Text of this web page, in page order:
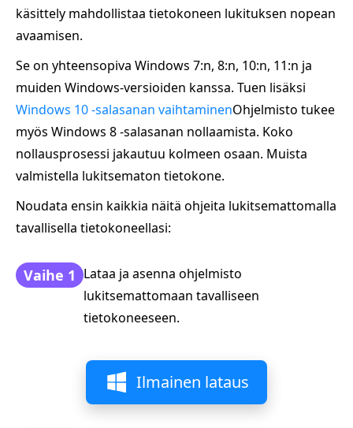
käsittely mahdollistaa tietokoneen lukituksen nopean
avaamisen.
Se on yhteensopiva Windows 7:n, 8:n, 10:n, 11:n ja
muiden Windows-versioiden kanssa. Tuen lisäksi
Windows 10 -salasanan vaihtaminenOhjelmisto tukee
myös Windows 8 -salasanan nollaamista. Koko
nollausprosessi jakautuu kolmeen osaan. Muista
valmistella lukitsematon tietokone.
Noudata ensin kaikkia näitä ohjeita lukitsemattomalla
tavallisella tietokoneellasi:
Vaihe 1 Lataa ja asenna ohjelmisto
lukitsemattomaan tavalliseen
tietokoneeseen.
Ilmainen lataus